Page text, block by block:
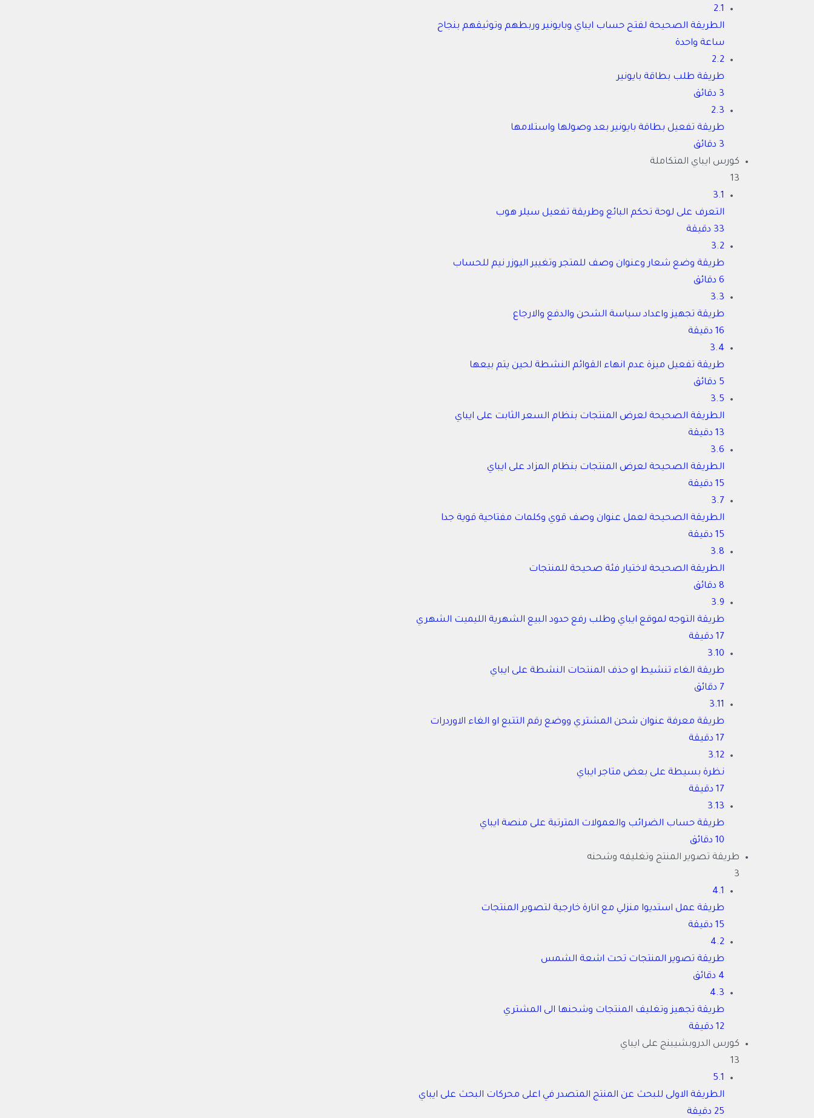
2.1
الطريقة الصحيحة لفتح حساب ايباي وبايونير وربطهم وتوثيقهم بنجاح
ساعة واحدة
2.2
طريقة طلب بطاقة بايونير
3 دقائق
2.3
طريقة تفعيل بطاقة بايونير بعد وصولها واستلامها
3 دقائق
كورس ايباي المتكاملة
13
3.1
التعرف على لوحة تحكم البائع وطريقة تفعيل سيلر هوب
33 دقيقة
3.2
طريقة وضع شعار وعنوان وصف للمتجر وتغيير اليوزر نيم للحساب
6 دقائق
3.3
طريقة تجهيز واعداد سياسة الشحن والدفع والارجاع
16 دقيقة
3.4
طريقة تفعيل ميزة عدم انهاء القوائم النشطة لحين يتم بيعها
5 دقائق
3.5
الطريقة الصحيحة لعرض المنتجات بنظام السعر الثابت على ايباي
13 دقيقة
3.6
الطريقة الصحيحة لعرض المنتجات بنظام المزاد على ايباي
15 دقيقة
3.7
الطريقة الصحيحة لعمل عنوان وصف قوي وكلمات مفتاحية قوية جدا
15 دقيقة
3.8
الطريقة الصحيحة لاختيار فئة صحيحة للمنتجات
8 دقائق
3.9
طريقة التوجه لموقع ايباي وطلب رفع حدود البيع الشهرية الليميت الشهري
17 دقيقة
3.10
طريقة الغاء تنشيط او حذف المنتحات النشطة على ايباي
7 دقائق
3.11
طريقة معرفة عنوان شحن المشتري ووضع رقم التتبع او الغاء الاوردرات
17 دقيقة
3.12
نظرة بسيطة على بعض متاجر ايباي
17 دقيقة
3.13
طريقة حساب الضرائب والعمولات المترتبة على منصة ايباي
10 دقائق
طريقة تصوير المنتج وتغليفه وشحنه
3
4.1
طريقة عمل استديوا منزلي مع انارة خارجية لتصوير المنتجات
15 دقيقة
4.2
طريقة تصوير المنتجات تحت اشعة الشمس
4 دقائق
4.3
طريقة تجهيز وتغليف المنتجات وشحنها الى المشتري
12 دقيقة
كورس الدروبشيبنج على ايباي
13
5.1
الطريقة الاولى للبحث عن المنتج المتصدر في اعلى محركات البحث على ايباي
25 دقيقة